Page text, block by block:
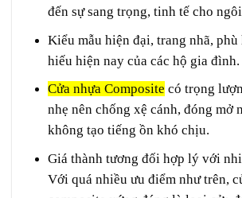
đến sự sang trọng, tinh tế cho
Kiểu mẫu hiện đại, trang nhã,
hiếu hiện nay của các hộ gia đình.
Cửa nhựa Composite có trọng
nhẹ nên chống xệ cánh, đóng mở
không tạo tiếng ồn khó chịu.
Giá thành tương đối hợp lý với
Với quá nhiều ưu điểm như trên,